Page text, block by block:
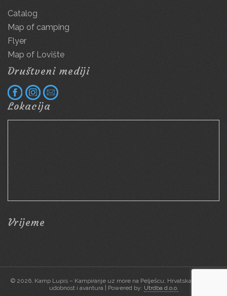
Catalog
Map of camping
Flyer
Map of Lovište
Društveni mediji
Lokacija
Vrijeme
© 2026, Kamp Lupis – Kampiranje uz more na Pelješcu, Hrvatska | Priroda,
udobnost i avantura | Powered by: Utrdba d.o.o.